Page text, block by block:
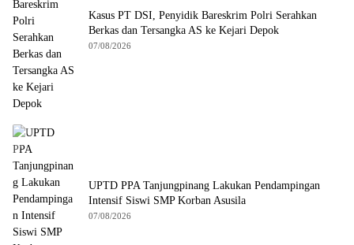
Kasus PT DSI, Penyidik Bareskrim Polri Serahkan
Berkas dan Tersangka AS ke Kejari Depok
07/08/2026
UPTD PPA Tanjungpinang Lakukan Pendampingan
Intensif Siswi SMP Korban Asusila
07/08/2026